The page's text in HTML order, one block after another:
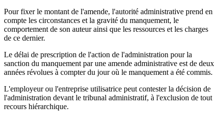
Pour fixer le montant de l'amende, l'autorité administrative prend en
compte les circonstances et la gravité du manquement, le
comportement de son auteur ainsi que les ressources et les charges
de ce dernier.
Le délai de prescription de l'action de l'administration pour la
sanction du manquement par une amende administrative est de deux
années révolues à compter du jour où le manquement a été commis.
L'employeur ou l'entreprise utilisatrice peut contester la décision de
l'administration devant le tribunal administratif, à l'exclusion de tout
recours hiérarchique.